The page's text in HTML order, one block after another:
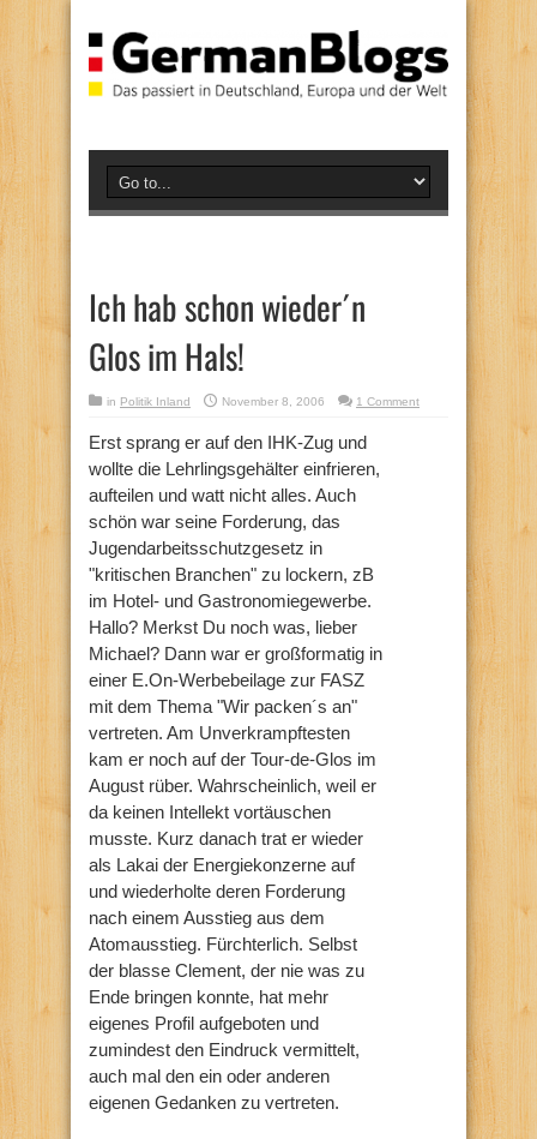
Ich hab schon wieder´n
Glos im Hals!
in Politik Inland November 8, 2006 1 Comment
Erst sprang er auf den IHK-Zug und
wollte die Lehrlingsgehälter einfrieren,
aufteilen und watt nicht alles. Auch
schön war seine Forderung, das
Jugendarbeitsschutzgesetz in
"kritischen Branchen" zu lockern, zB
im Hotel- und Gastronomiegewerbe.
Hallo? Merkst Du noch was, lieber
Michael? Dann war er großformatig in
einer E.On-Werbebeilage zur FASZ
mit dem Thema "Wir packen´s an"
vertreten. Am Unverkrampftesten
kam er noch auf der Tour-de-Glos im
August rüber. Wahrscheinlich, weil er
da keinen Intellekt vortäuschen
musste. Kurz danach trat er wieder
als Lakai der Energiekonzerne auf
und wiederholte deren Forderung
nach einem Ausstieg aus dem
Atomausstieg. Fürchterlich. Selbst
der blasse Clement, der nie was zu
Ende bringen konnte, hat mehr
eigenes Profil aufgeboten und
zumindest den Eindruck vermittelt,
auch mal den ein oder anderen
eigenen Gedanken zu vertreten.